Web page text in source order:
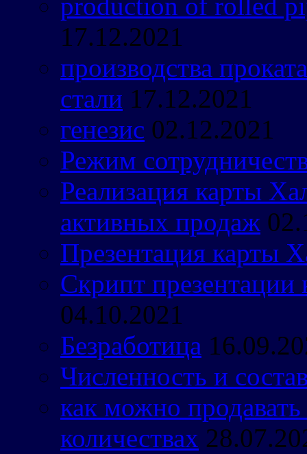
production of rolled
17.12.2021
производства
стали 17.12.2021
генезис 02.12.2021
Режим
Реализация карты
активных продаж
Презентация карты
Скрипт
04.10.2021
Безработица
Численность и
как можно
количествах